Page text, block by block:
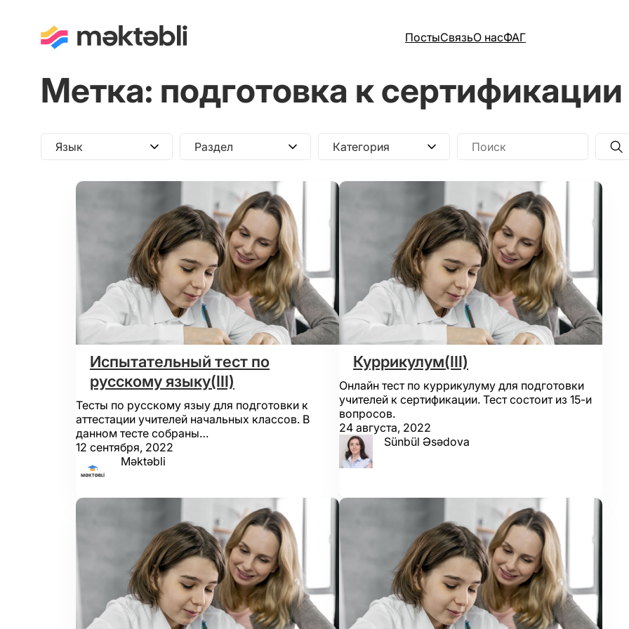
ПостыСвязьО насФАГ
Метка: подготовка к сертификации
Испытательный тест по
русскому языку(III)
Тесты по русскому языу для подготовки к
аттестации учителей начальных классов. В
данном тесте собраны…
12 сентября, 2022
Məktəbli
Куррикулум(III)
Онлайн тест по куррикулуму для подготовки
учителей к сертификации. Тест состоит из 15-и
вопросов.
24 августа, 2022
Sünbül Əsədova